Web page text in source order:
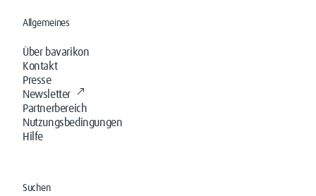
Allgemeines
Über bavarikon
Kontakt
Presse
Newsletter
Partnerbereich
Nutzungsbedingungen
Hilfe
Suchen